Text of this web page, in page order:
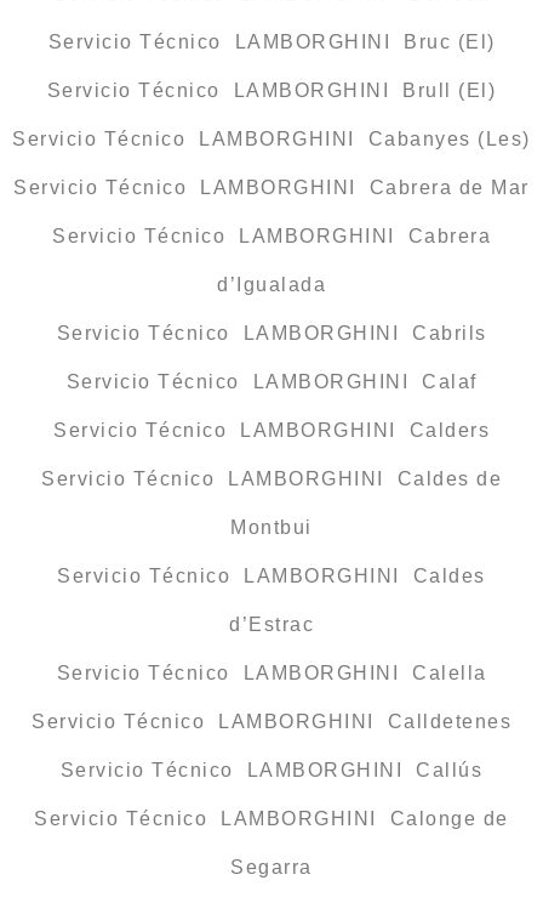
Servicio Técnico LAMBORGHINI Bruc (El)
Servicio Técnico LAMBORGHINI Brull (El)
Servicio Técnico LAMBORGHINI Cabanyes (Les)
Servicio Técnico LAMBORGHINI Cabrera de Mar
Servicio Técnico LAMBORGHINI Cabrera
d’Igualada
Servicio Técnico LAMBORGHINI Cabrils
Servicio Técnico LAMBORGHINI Calaf
Servicio Técnico LAMBORGHINI Calders
Servicio Técnico LAMBORGHINI Caldes de
Montbui
Servicio Técnico LAMBORGHINI Caldes
d’Estrac
Servicio Técnico LAMBORGHINI Calella
Servicio Técnico LAMBORGHINI Calldetenes
Servicio Técnico LAMBORGHINI Callús
Servicio Técnico LAMBORGHINI Calonge de
Segarra